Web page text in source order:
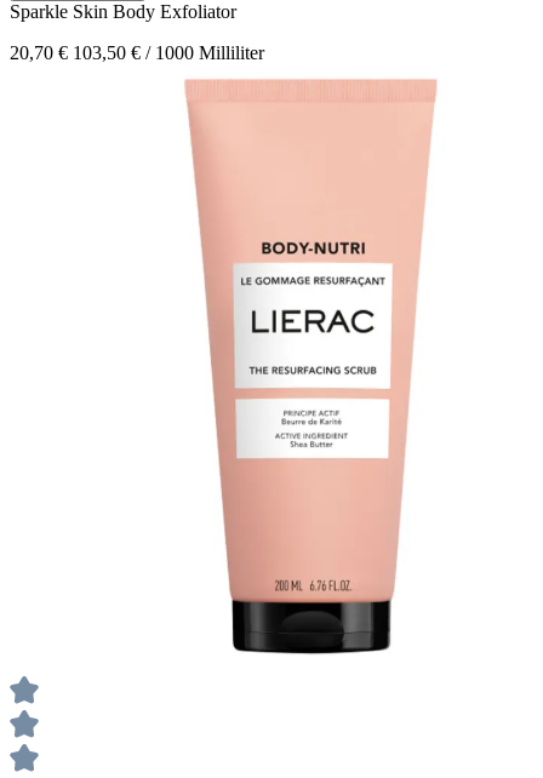
Sparkle Skin Body Exfoliator
20,70 € 103,50 € / 1000 Milliliter